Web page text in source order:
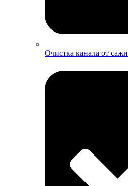
Очистка канала от сажи